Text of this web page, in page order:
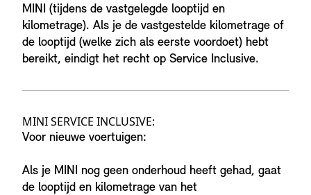
MINI (tijdens de vastgelegde looptijd en
kilometrage). Als je de vastgestelde kilometrage of
de looptijd (welke zich als eerste voordoet) hebt
bereikt, eindigt het recht op Service Inclusive.
MINI SERVICE INCLUSIVE:
Voor nieuwe voertuigen:
Als je MINI nog geen onderhoud heeft gehad, gaat
de looptijd en kilometrage van het